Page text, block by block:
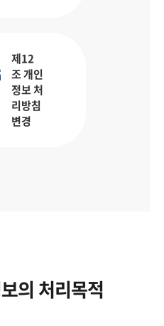
제12
조 개인
정보 처
리방침
변경
의 처리목적